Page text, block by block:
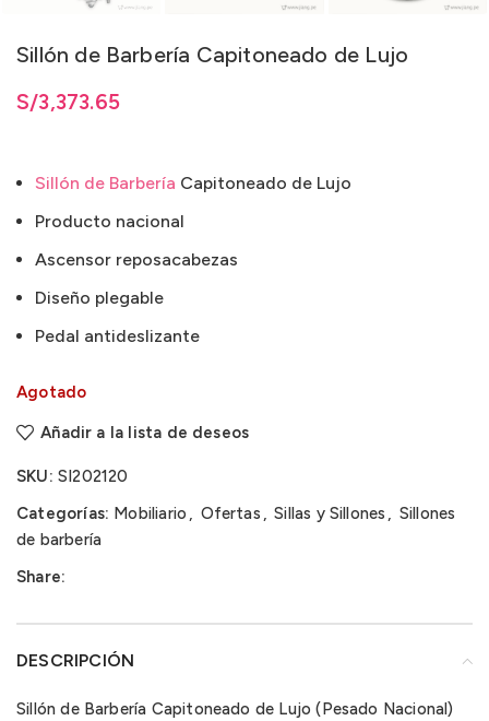
Sillón de Barbería Capitoneado de Lujo
S/3,373.65
Sillón de Barbería Capitoneado de Lujo
Producto nacional
Ascensor reposacabezas
Diseño plegable
Pedal antideslizante
Agotado
Añadir a la lista de deseos
SKU: SI202120
Categorías: Mobiliario , Ofertas , Sillas y Sillones , Sillones
de barbería
Share:
DESCRIPCIÓN
Sillón de Barbería Capitoneado de Lujo (Pesado Nacional)